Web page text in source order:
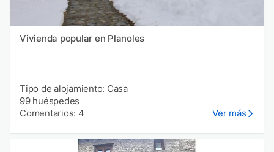
Vivienda popular en Planoles
Tipo de alojamiento: Casa
99 huéspedes
Comentarios: 4
Ver más